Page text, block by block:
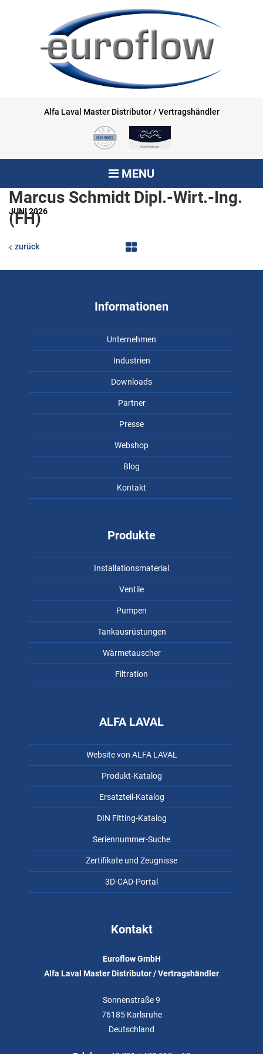
Alfa Laval Master Distributor / Vertragshändler
MENU
JUNI 2026
Marcus Schmidt Dipl.-Wirt.-Ing.
(FH)
zurück
Informationen
Unternehmen
Industrien
Downloads
Partner
Presse
Webshop
Blog
Kontakt
Produkte
Installationsmaterial
Ventile
Pumpen
Tankausrüstungen
Wärmetauscher
Filtration
ALFA LAVAL
Website von ALFA LAVAL
Produkt-Katalog
Ersatzteil-Katalog
DIN Fitting-Katalog
Seriennummer-Suche
Zertifikate und Zeugnisse
3D-CAD-Portal
Kontakt
Euroflow GmbH
Alfa Laval Master Distributor / Vertragshändler
Sonnenstraße 9
76185 Karlsruhe
Deutschland